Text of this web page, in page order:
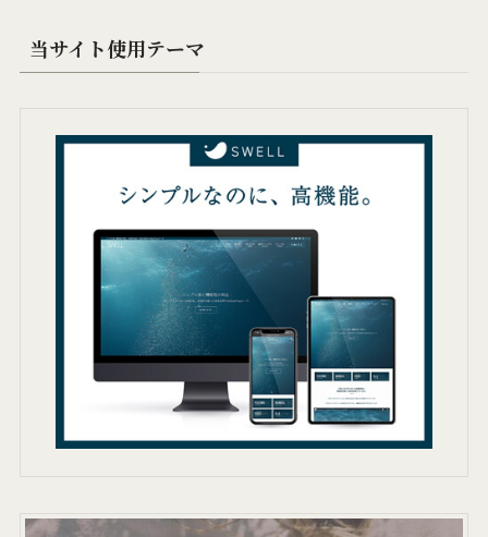
当サイト使用テーマ